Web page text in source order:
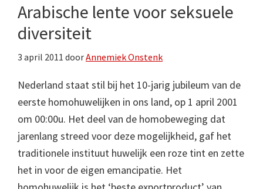
Arabische lente voor seksuele
diversiteit
3 april 2011 doorAnnemiek Onstenk
Nederland staat stil bij het 10-jarig jubileum van de
eerste homohuwelijken in ons land, op 1 april 2001
om 00:00u. Het deel van de homobeweging dat
jarenlang streed voor deze mogelijkheid, gaf het
traditionele instituut huwelijk een roze tint en zette
het in voor de eigen emancipatie. Het